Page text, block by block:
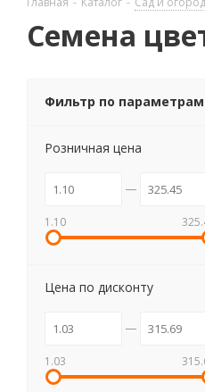
Семена
Фильтр по параметрам
Розничная цена
1.10
Цена по дисконту
1.03